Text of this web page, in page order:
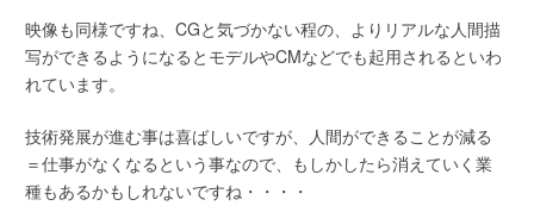
映像も同様ですね、CGと気づかない程の、よりリアルな人間描
写ができるようになるとモデルやCMなどでも起用されるといわ
れています。
技術発展が進む事は喜ばしいですが、人間ができることが減る
＝仕事がなくなるという事なので、もしかしたら消えていく業
種もあるかもしれないですね・・・・